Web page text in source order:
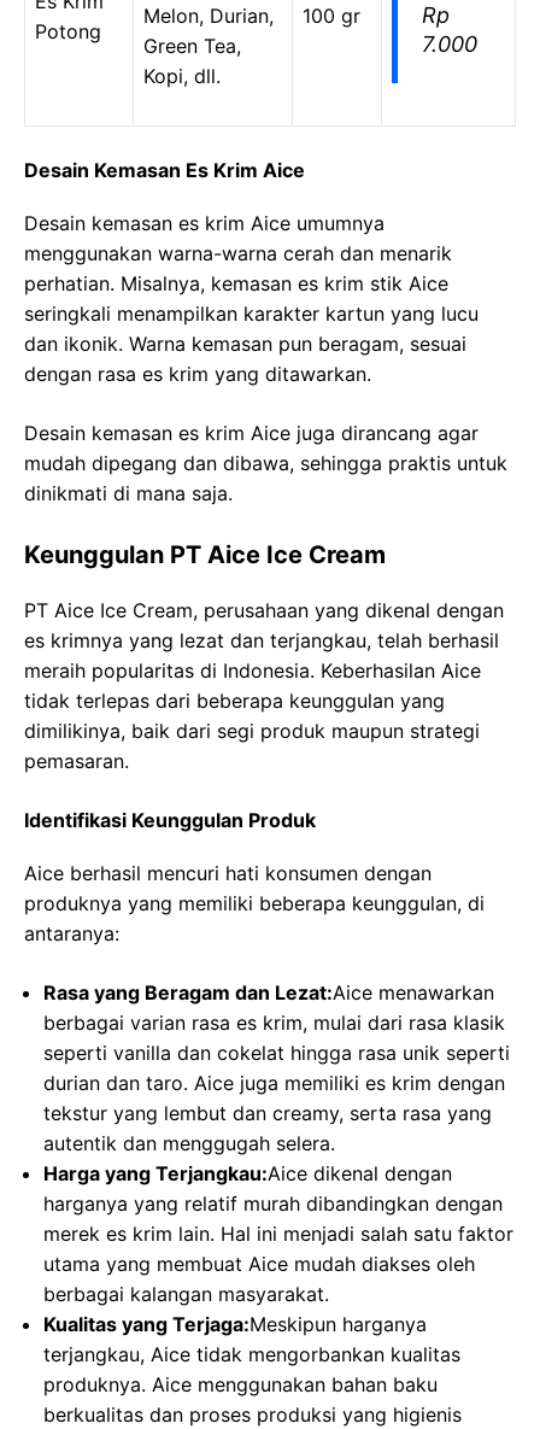
Potong
Melon, Durian,
Green Tea,
Kopi, dll.
100 gr
Rp
7.000
Desain Kemasan Es Krim Aice
Desain kemasan es krim Aice umumnya
menggunakan warna-warna cerah dan menarik
perhatian. Misalnya, kemasan es krim stik Aice
seringkali menampilkan karakter kartun yang lucu
dan ikonik. Warna kemasan pun beragam, sesuai
dengan rasa es krim yang ditawarkan.
Desain kemasan es krim Aice juga dirancang agar
mudah dipegang dan dibawa, sehingga praktis untuk
dinikmati di mana saja.
Keunggulan PT Aice Ice Cream
PT Aice Ice Cream, perusahaan yang dikenal dengan
es krimnya yang lezat dan terjangkau, telah berhasil
meraih popularitas di Indonesia. Keberhasilan Aice
tidak terlepas dari beberapa keunggulan yang
dimilikinya, baik dari segi produk maupun strategi
pemasaran.
Identifikasi Keunggulan Produk
Aice berhasil mencuri hati konsumen dengan
produknya yang memiliki beberapa keunggulan, di
antaranya:
Rasa yang Beragam dan Lezat:Aice menawarkan
berbagai varian rasa es krim, mulai dari rasa klasik
seperti vanilla dan cokelat hingga rasa unik seperti
durian dan taro. Aice juga memiliki es krim dengan
tekstur yang lembut dan creamy, serta rasa yang
autentik dan menggugah selera.
Harga yang Terjangkau:Aice dikenal dengan
harganya yang relatif murah dibandingkan dengan
merek es krim lain. Hal ini menjadi salah satu faktor
utama yang membuat Aice mudah diakses oleh
berbagai kalangan masyarakat.
Kualitas yang Terjaga:Meskipun harganya
terjangkau, Aice tidak mengorbankan kualitas
produknya. Aice menggunakan bahan baku
berkualitas dan proses produksi yang higienis